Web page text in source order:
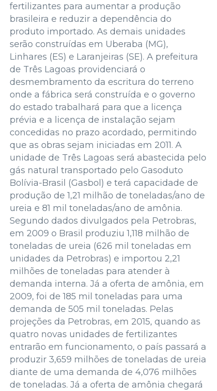
fertilizantes para aumentar a produção
brasileira e reduzir a dependência do
produto importado. As demais unidades
serão construídas em Uberaba (MG),
Linhares (ES) e Laranjeiras (SE). A prefeitura
de Três Lagoas providenciará o
desmembramento da escritura do terreno
onde a fábrica será construída e o governo
do estado trabalhará para que a licença
prévia e a licença de instalação sejam
concedidas no prazo acordado, permitindo
que as obras sejam iniciadas em 2011. A
unidade de Três Lagoas será abastecida pelo
gás natural transportado pelo Gasoduto
Bolívia-Brasil (Gasbol) e terá capacidade de
produção de 1,21 milhão de toneladas/ano de
ureia e 81 mil toneladas/ano de amônia.
Segundo dados divulgados pela Petrobras,
em 2009 o Brasil produziu 1,118 milhão de
toneladas de ureia (626 mil toneladas em
unidades da Petrobras) e importou 2,21
milhões de toneladas para atender à
demanda interna. Já a oferta de amônia, em
2009, foi de 185 mil toneladas para uma
demanda de 505 mil toneladas. Pelas
projeções da Petrobras, em 2015, quando as
quatro novas unidades de fertilizantes
entrarão em funcionamento, o país passará a
produzir 3,659 milhões de toneladas de ureia
diante de uma demanda de 4,076 milhões
de toneladas. Já a oferta de amônia chegará